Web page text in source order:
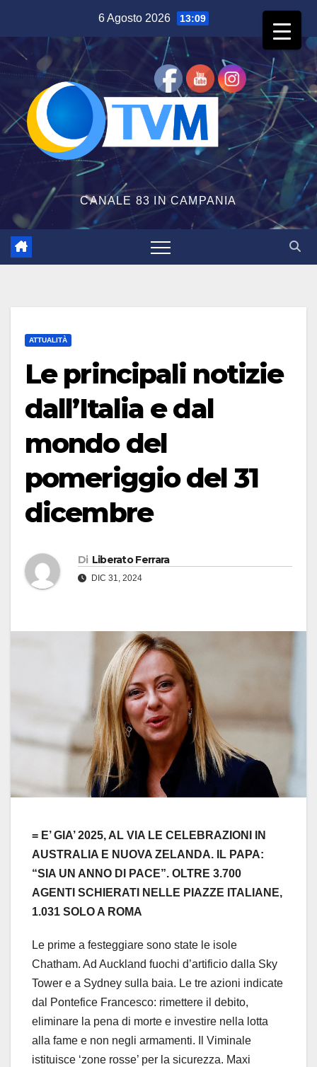
contenuto
6 Agosto 2026 13:09
CANALE 83 IN CAMPANIA
ATTUALITÀ
Le principali notizie
dall’Italia e dal
mondo del
pomeriggio del 31
dicembre
Di Liberato Ferrara
DIC 31, 2024
= E’ GIA’ 2025, AL VIA LE CELEBRAZIONI IN
AUSTRALIA E NUOVA ZELANDA. IL PAPA:
“SIA UN ANNO DI PACE”. OLTRE 3.700
AGENTI SCHIERATI NELLE PIAZZE ITALIANE,
1.031 SOLO A ROMA
Le prime a festeggiare sono state le isole
Chatham. Ad Auckland fuochi d’artificio dalla Sky
Tower e a Sydney sulla baia. Le tre azioni indicate
dal Pontefice Francesco: rimettere il debito,
eliminare la pena di morte e investire nella lotta
alla fame e non negli armamenti. Il Viminale
istituisce ‘zone rosse’ per la sicurezza. Maxi